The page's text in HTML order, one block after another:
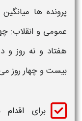
پرونده ها
عمومی و انقلاب:
هفتاد و نه روز
بیست و چهار روز
برای